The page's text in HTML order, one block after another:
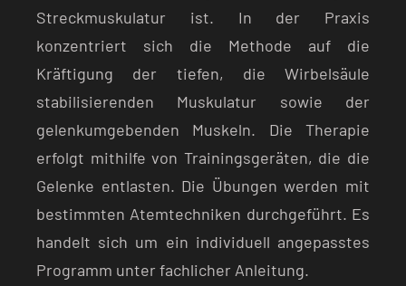
Streckmuskulatur ist. In der Praxis
konzentriert sich die Methode auf die
Kräftigung der tiefen, die Wirbelsäule
stabilisierenden Muskulatur sowie der
gelenkumgebenden Muskeln. Die Therapie
erfolgt mithilfe von Trainingsgeräten, die die
Gelenke entlasten. Die Übungen werden mit
bestimmten Atemtechniken durchgeführt. Es
handelt sich um ein individuell angepasstes
Programm unter fachlicher Anleitung.